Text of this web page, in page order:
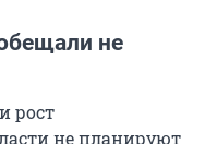
не
рост
не планируют